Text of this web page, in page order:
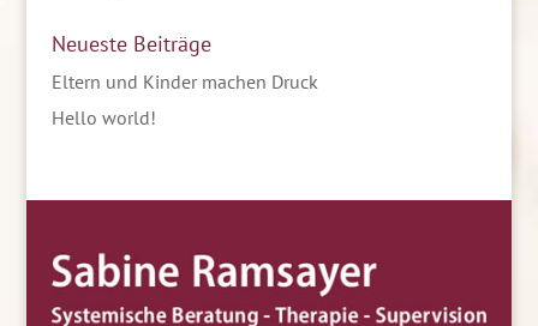
Neueste Beiträge
Eltern und Kinder machen Druck
Hello world!